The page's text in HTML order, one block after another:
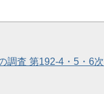
調査 第192-4・5・6次